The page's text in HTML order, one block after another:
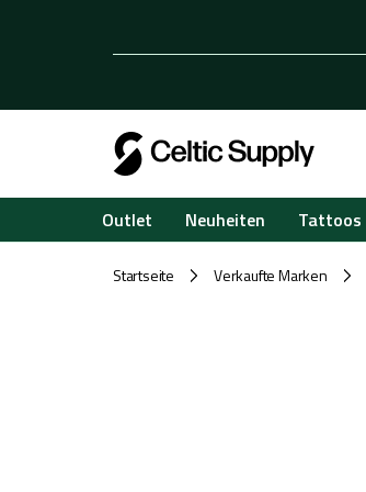
Outlet Neuheiten Tattoos
Startseite / Verkaufte Marken /